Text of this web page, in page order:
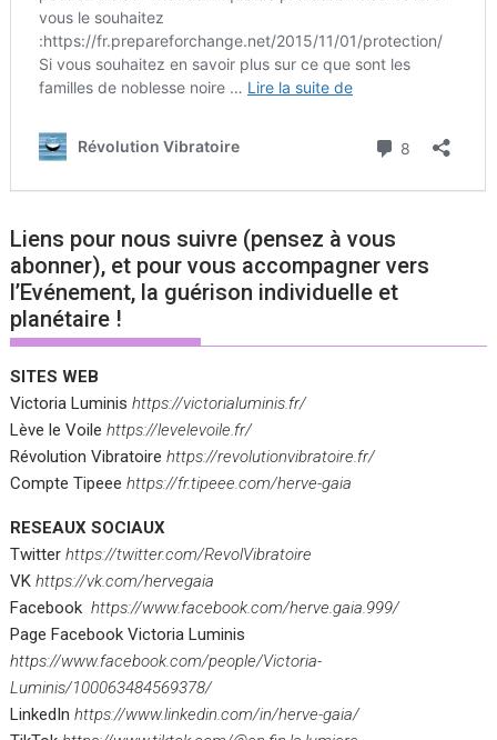
Liens pour nous suivre (pensez à vous
abonner), et pour vous accompagner vers
l’Evénement, la guérison individuelle et
planétaire !
SITES WEB
Victoria Luminishttps://victorialuminis.fr/
Lève le Voilehttps://levelevoile.fr/
Révolution Vibratoirehttps://revolutionvibratoire.fr/
Compte Tipeeehttps://fr.tipeee.com/herve-gaia
RESEAUX SOCIAUX
Twitterhttps://twitter.com/RevolVibratoire
VKhttps://vk.com/hervegaia
Facebookhttps://www.facebook.com/herve.gaia.999/
Page Facebook Victoria Luminis
https://www.facebook.com/people/Victoria-
Luminis/100063484569378/
LinkedInhttps://www.linkedin.com/in/herve-gaia/